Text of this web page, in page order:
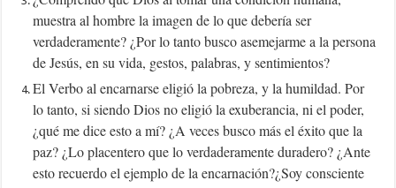
muestra al hombre la imagen de lo que debería ser
verdaderamente? ¿Por lo tanto busco asemejarme a la persona
de Jesús, en su vida, gestos, palabras, y sentimientos?
El Verbo al encarnarse eligió la pobreza, y la humildad. Por
lo tanto, si siendo Dios no eligió la exuberancia, ni el poder,
¿qué me dice esto a mí? ¿A veces busco más el éxito que la
paz? ¿Lo placentero que lo verdaderamente duradero? ¿Ante
esto recuerdo el ejemplo de la encarnación?¿Soy consciente